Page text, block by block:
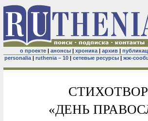
о проекте| анонсы| хроника| архив|
personalia| ruthenia – 10| сетевые ресурсы| жж-
«ДЕНЬ